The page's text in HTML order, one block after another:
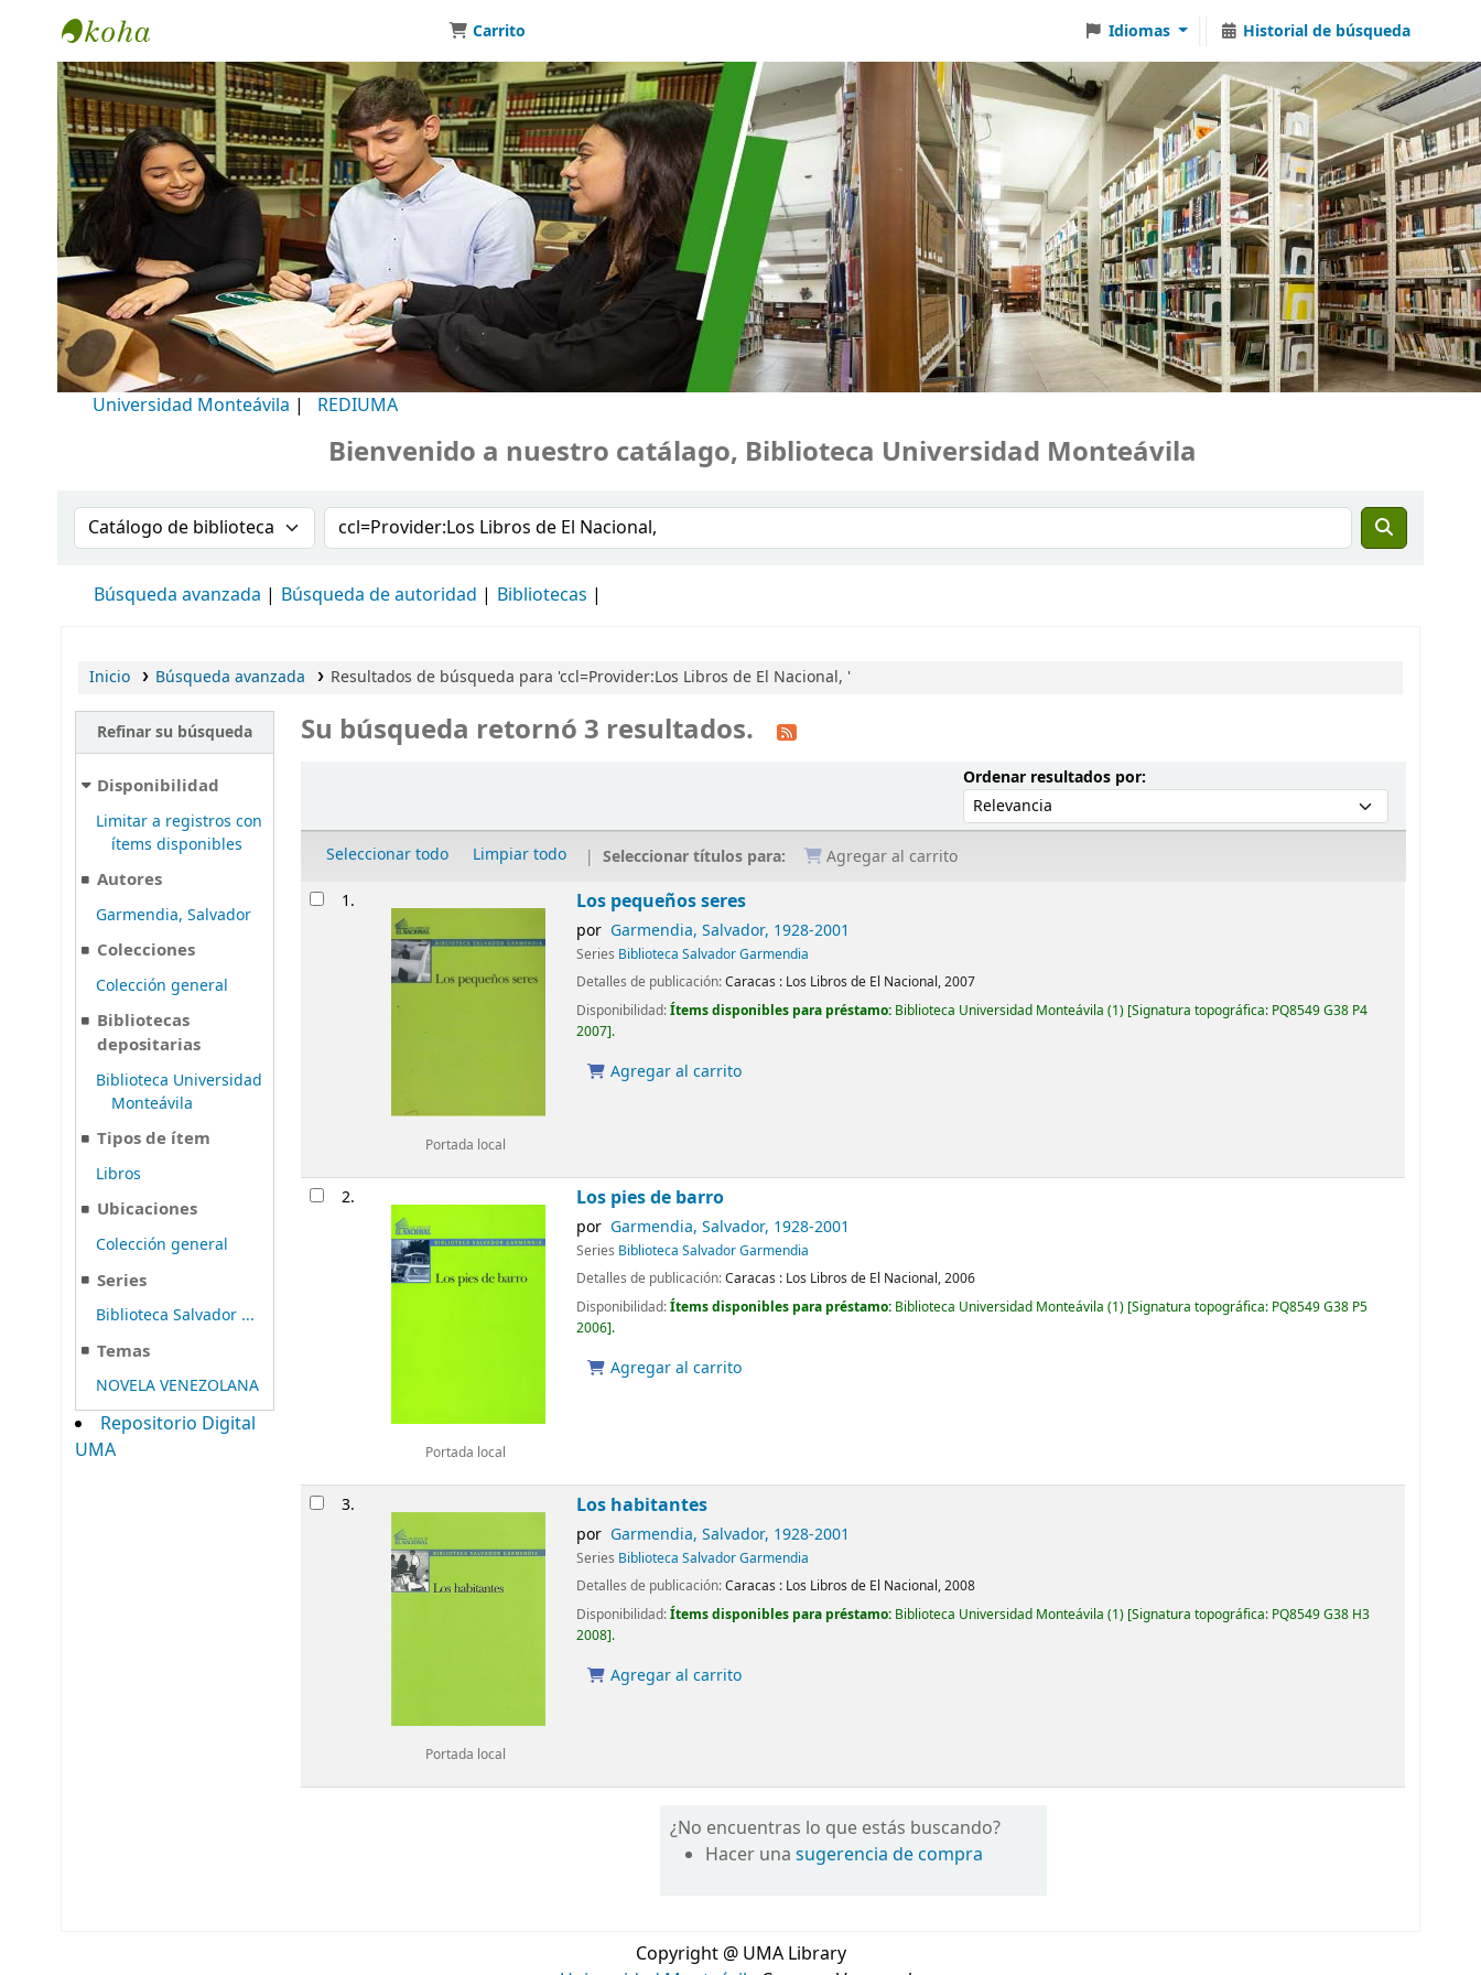
Biblioteca Universidad Monteávila
Carrito Idiomas Historial de búsqueda
Universidad Monteávila | REDIUMA
Bienvenido a nuestro catálago, Biblioteca Universidad Monteávila
Buscar en el catálogo por:Buscar en el catálogo
Búsqueda avanzada Búsqueda de autoridad Bibliotecas
Inicio Búsqueda avanzada Resultados de búsqueda para 'ccl=Provider:Los Libros de El Nacional, '
Refinar su búsqueda
Disponibilidad
Limitar a registros con
ítems disponibles
Autores
Garmendia, Salvador
Colecciones
Colección general
Bibliotecas
depositarias
Biblioteca Universidad
Monteávila
Tipos de ítem
Libros
Ubicaciones
Colección general
Series
Biblioteca Salvador ...
Temas
NOVELA VENEZOLANA
Repositorio Digital
UMA
Su búsqueda retornó 3 resultados.
Ordenar resultados por:Ordenar por:
Seleccionar todo Limpiar todo Seleccionar títulos para: Agregar al carrito
Resultados
1.
Portada local
Los pequeños seres
por Garmendia, Salvador, 1928-2001
Series Biblioteca Salvador Garmendia
Detalles de publicación:Caracas : Los Libros de El Nacional,2007
Disponibilidad:Ítems disponibles para préstamo: Biblioteca Universidad Monteávila (1) Signatura topográfica: PQ8549 G38 P4
2007 .
Agregar al carrito
2.
Portada local
Los pies de barro
por Garmendia, Salvador, 1928-2001
Series Biblioteca Salvador Garmendia
Detalles de publicación:Caracas : Los Libros de El Nacional,2006
Disponibilidad:Ítems disponibles para préstamo: Biblioteca Universidad Monteávila (1) Signatura topográfica: PQ8549 G38 P5
2006 .
Agregar al carrito
3.
Portada local
Los habitantes
por Garmendia, Salvador, 1928-2001
Series Biblioteca Salvador Garmendia
Detalles de publicación:Caracas : Los Libros de El Nacional,2008
Disponibilidad:Ítems disponibles para préstamo: Biblioteca Universidad Monteávila (1) Signatura topográfica: PQ8549 G38 H3
2008 .
Agregar al carrito
¿No encuentras lo que estás buscando?
Hacer unasugerencia de compra
Copyright @ UMA Library